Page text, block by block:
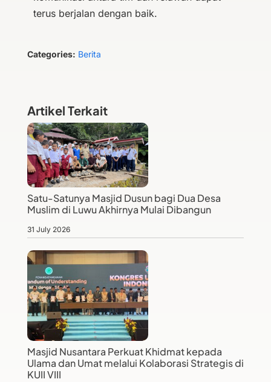
terus berjalan dengan baik.
Categories: Berita
Artikel Terkait
Satu-Satunya Masjid Dusun bagi Dua Desa
Muslim di Luwu Akhirnya Mulai Dibangun
31 July 2026
Masjid Nusantara Perkuat Khidmat kepada
Ulama dan Umat melalui Kolaborasi Strategis di
KUII VIII